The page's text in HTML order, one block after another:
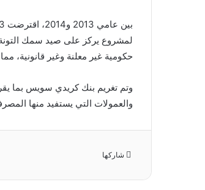
لمشروع يركز على صيد سمك
حكومية غير معلنة وغير قانونية،
والعمولات التي يستفيد منها
شاركها